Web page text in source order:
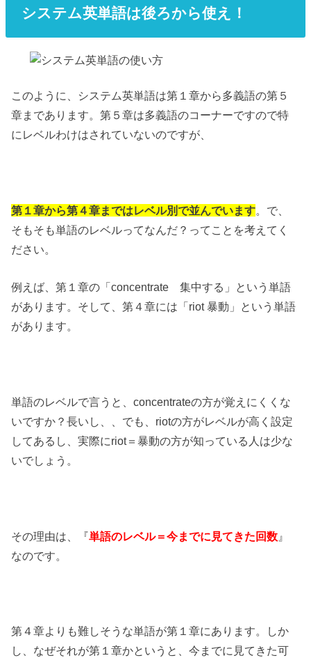
システム英単語は後ろから使え！
このように、システム英単語は第１章から多義語の第５
章まであります。第５章は多義語のコーナーですので特
にレベルわけはされていないのですが、
第１章から第４章まではレベル別で並んでいます。で、
そもそも単語のレベルってなんだ？ってことを考えてく
ださい。
例えば、第１章の「concentrate 集中する」という単語
があります。そして、第４章には「riot 暴動」という単語
があります。
単語のレベルで言うと、concentrateの方が覚えにくくな
いですか？長いし、、でも、riotの方がレベルが高く設定
してあるし、実際にriot＝暴動の方が知っている人は少な
いでしょう。
その理由は、『単語のレベル＝今までに見てきた回数 』
なのです。
第４章よりも難しそうな単語が第１章にあります。しか
し、なぜそれが第１章かというと、今までに見てきた可